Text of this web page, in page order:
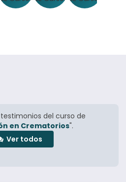
del curso de
en Crematorios".
Ver todos